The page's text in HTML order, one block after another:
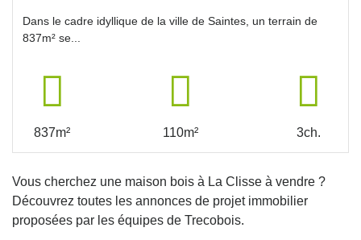
Dans le cadre idyllique de la ville de Saintes, un terrain de
837m² se...
837m² 110m² 3ch.
Vous cherchez une maison bois à La Clisse à vendre ?
Découvrez toutes les annonces de projet immobilier
proposées par les équipes de Trecobois.